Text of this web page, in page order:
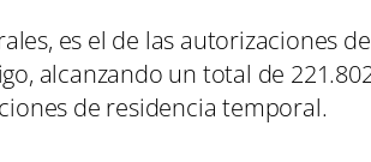
es el de las autorizaciones de
alcanzando un total de
de residencia temporal.